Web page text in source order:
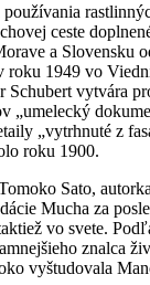
ceste
a Slovensku
roku 1949 vo
Schubert vytvára
„umelecký
„vytrhnuté z
roku 1900.
Sato,
Mucha za
vo svete.
znalca
vyštudovala